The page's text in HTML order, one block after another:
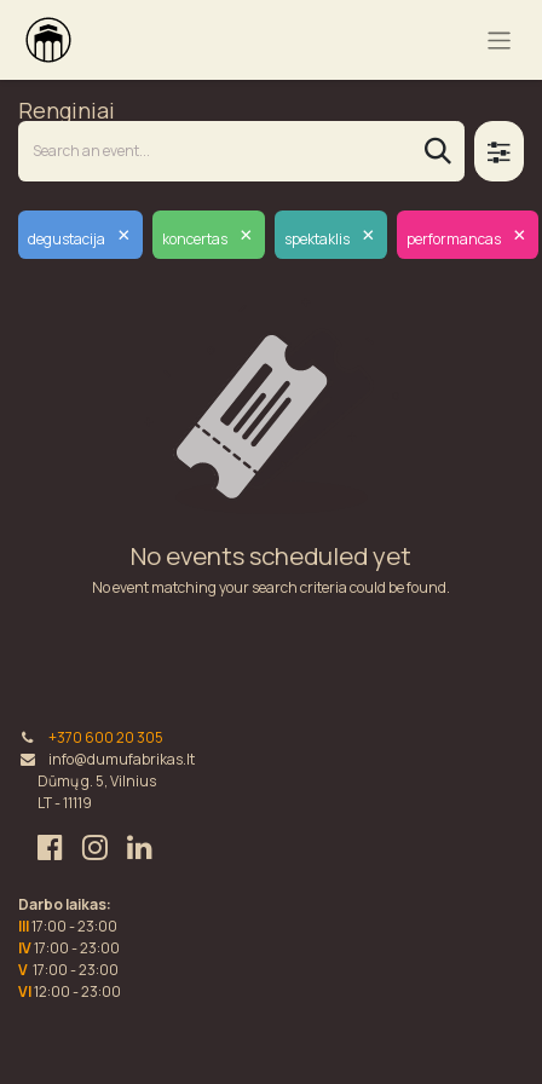
Renginiai
degustacija × koncertas × spektaklis × performancas ×
No events scheduled yet
No event matching your search criteria could be found.
+370 600 20 305
info@dumufabrikas.lt
Dūmų g. 5, Vilnius
LT - 11119
Darbo laikas:
III17:00 - 23:00
IV17:00 - 23:00
V 17:00 - 23:00
VI12:00 - 23:00